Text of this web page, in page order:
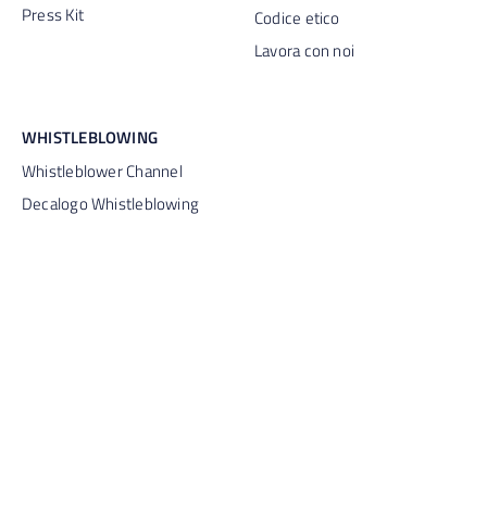
Press Kit
Codice etico
Lavora con noi
WHISTLEBLOWING
Whistleblower Channel
Decalogo Whistleblowing